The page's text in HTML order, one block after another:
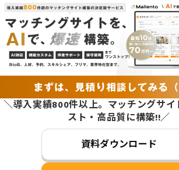
＼導入実績800件以上。マッチングサイ
スト・高品質に構築!!／
資料ダウンロード